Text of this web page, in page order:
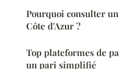
Pourquoi consulter
Côte d'Azur ?
Top plateformes de
un pari simplifié